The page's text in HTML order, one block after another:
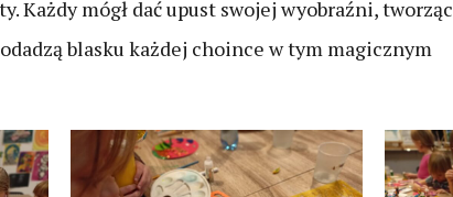
Każdy mógł dać upust swojej wyobraźni, tworząc
blasku każdej choince w tym magicznym